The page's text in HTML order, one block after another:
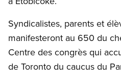
Syndicalistes, parents et
manifesteront au 650 du
Centre des congrès qui
de Toronto du caucus du